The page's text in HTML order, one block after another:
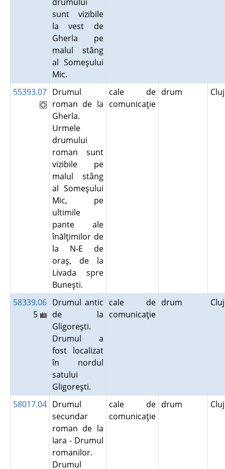
sunt vizibile
la vest de
Gherla pe
malul stâng
al Someşului
Mic.
55393.07 Drumul
roman de la
Gherla.
Urmele
drumului
roman sunt
vizibile pe
malul stâng
al Someşului
Mic, pe
ultimile
pante ale
înălţimilor de
la N-E de
oraş, de la
Livada spre
Buneşti.
cale de
comunicaţie
drum
58339.06
5
Drumul antic
de la
Gligoreşti.
Drumul a
fost localizat
în nordul
satului
Gligoreşti.
cale de
comunicaţie
drum
58017.04 Drumul
secundar
roman de la
Iara - Drumul
romanilor.
Drumul
cale de
comunicaţie
drum